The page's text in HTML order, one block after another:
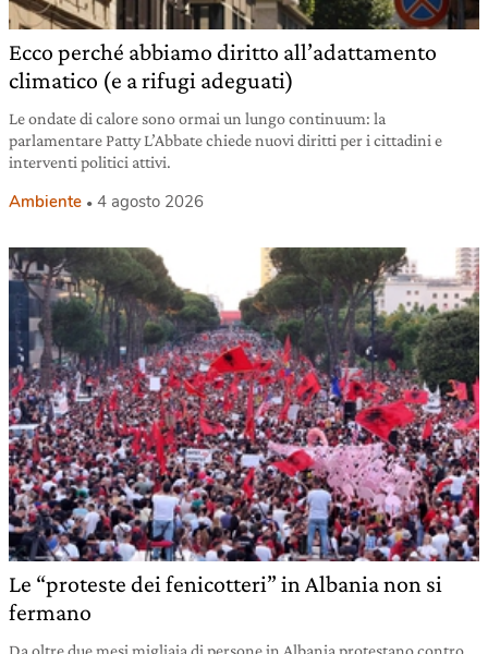
Ecco perché abbiamo diritto all’adattamento
climatico (e a rifugi adeguati)
Le ondate di calore sono ormai un lungo continuum: la
parlamentare Patty L’Abbate chiede nuovi diritti per i cittadini e
interventi politici attivi.
Ambiente 4 agosto 2026
Le “proteste dei fenicotteri” in Albania non si
fermano
Da oltre due mesi migliaia di persone in Albania protestano contro